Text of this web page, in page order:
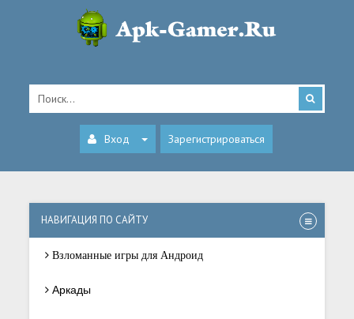
Вход Зарегистрироваться
НАВИГАЦИЯ ПО САЙТУ
Взломанные игры для Андроид
Аркады